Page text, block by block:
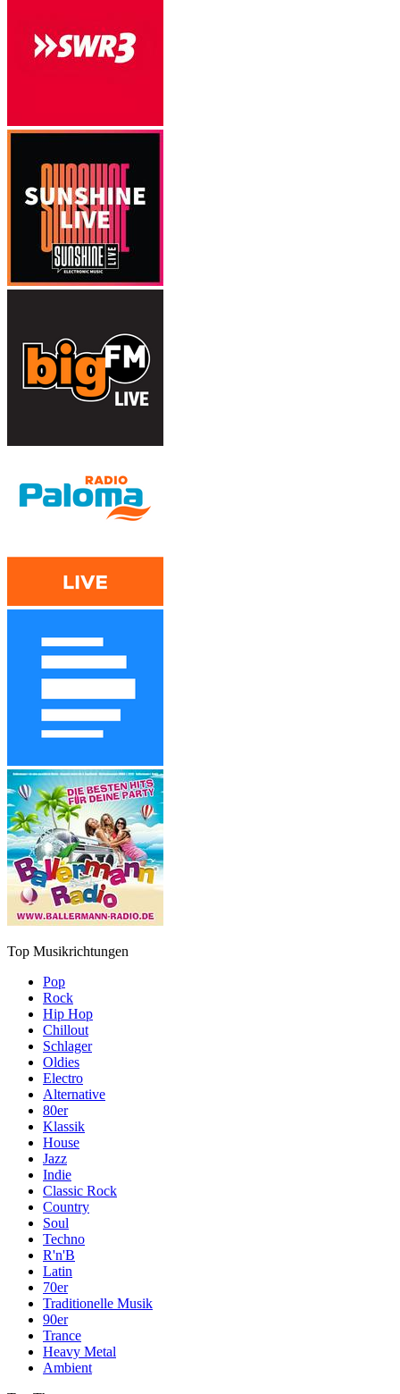
Top Musikrichtungen
Pop
Rock
Hip Hop
Chillout
Schlager
Oldies
Electro
Alternative
80er
Klassik
House
Jazz
Indie
Classic Rock
Country
Soul
Techno
R'n'B
Latin
70er
Traditionelle Musik
90er
Trance
Heavy Metal
Ambient